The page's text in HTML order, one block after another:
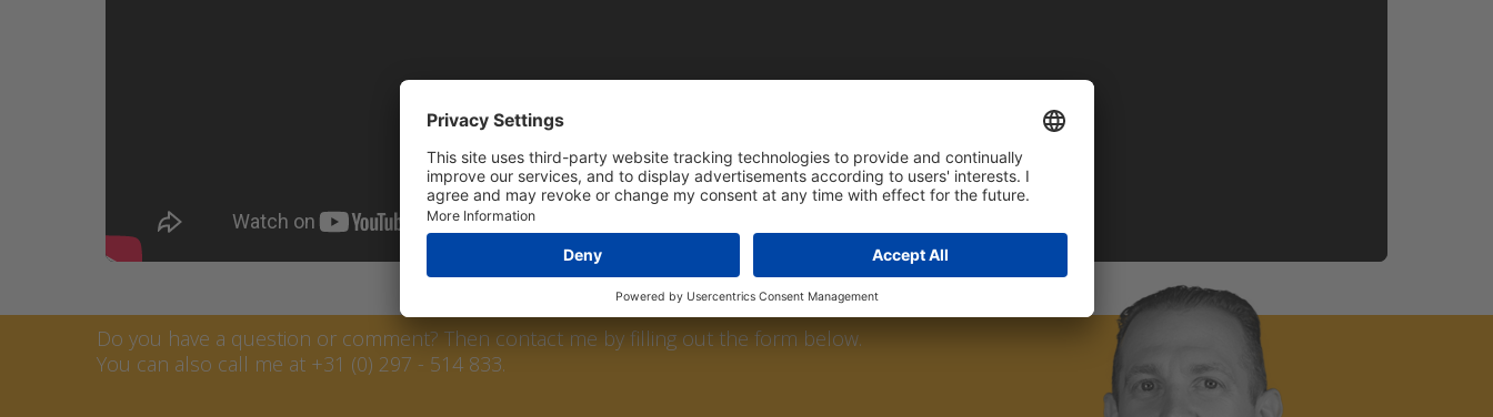
Contact Marcel Lagerweij
Do you have a question or comment? Then contact me by filling out the form below.
You can also call me at +31 (0) 297 - 514 833.